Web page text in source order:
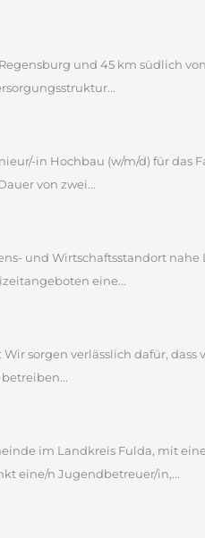
und 45 km südlich von
in Hochbau (w/m/d) für das
von zwei...
und Wirtschaftsstandort nahe
eine...
sorgen verlässlich dafür, dass
im Landkreis Fulda, mit
eine/n Jugendbetreuer/in,...